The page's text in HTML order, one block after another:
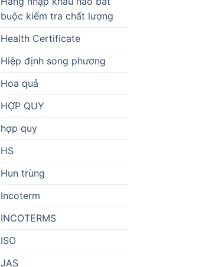
buộc kiểm tra chất lượng
Health Certificate
Hiệp định song phương
Hoa quả
HỢP QUY
hợp quy
HS
Hun trùng
Incoterm
INCOTERMS
ISO
JAS